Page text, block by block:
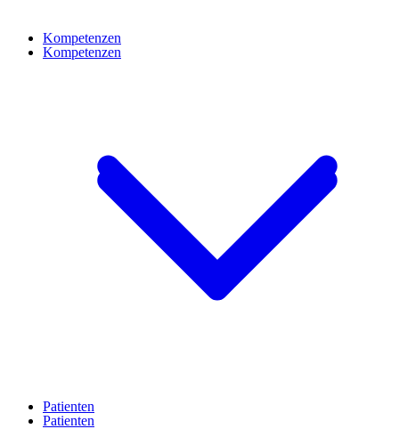
Kompetenzen
Patienten
Kompetenzen
Patienten